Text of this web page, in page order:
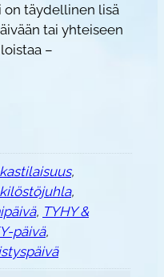
on täydellinen lisä
tai yhteiseen
–
,
,
, TYHY &
päivä,